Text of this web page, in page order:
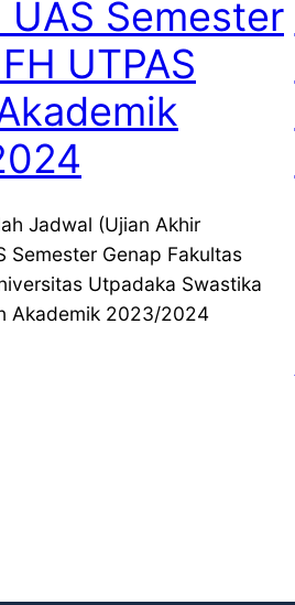
Semester
UTPAS
Jadwal (Ujian Akhir
Semester Genap Fakultas
Utpadaka Swastika
Akademik 2023/2024